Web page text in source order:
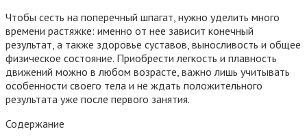
Чтобы сесть на поперечный шпагат, нужно уделить много
времени растяжке: именно от нее зависит конечный
результат, а также здоровье суставов, выносливость и общее
физическое состояние. Приобрести легкость и плавность
движений можно в любом возрасте, важно лишь учитывать
особенности своего тела и не ждать положительного
результата уже после первого занятия.
Содержание